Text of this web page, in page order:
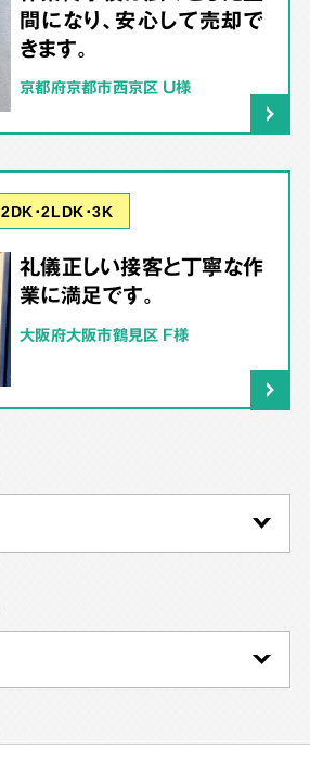
間になり、安心して売却で
きます。
京都府京都市西京区 U様
2DK･2LDK･3K
礼儀正しい接客と丁寧な作
業に満足です。
大阪府大阪市鶴見区 F様